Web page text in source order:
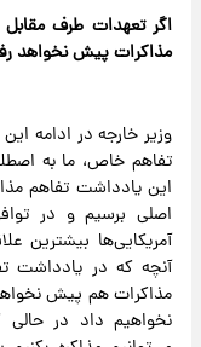
اگر تعهدات طرف
مذاکرات پیش نخواهد
وزیر خارجه در ادامه
تفاهم خاص، ما به
اصلی برسیم و در
آمریکایی‌ها بیشترین
آنچه که در یادداشت
مذاکرات هم پیش نخواهد
نخواهیم داد در